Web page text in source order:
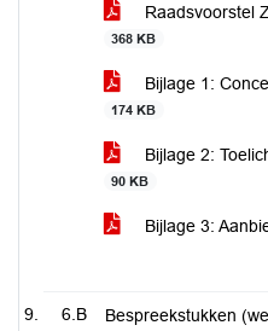
Raadsvoorstel
368 KB
Bijlage 1:
174 KB
Bijlage 2:
90 KB
Bijlage 3:
6.B
Bespreekstukken